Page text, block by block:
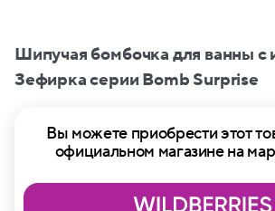
Шипучая бомбочка для ванны с
Зефирка серии Bomb Surprise
Вы можете приобрести этот
официальном магазине на